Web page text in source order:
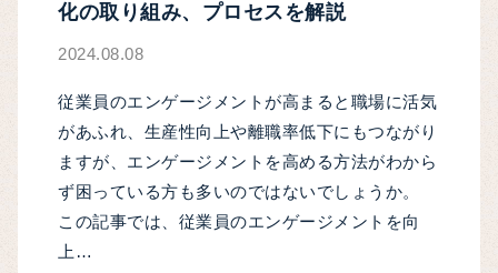
化の取り組み、プロセスを解説
2024.08.08
従業員のエンゲージメントが高まると職場に活気
があふれ、生産性向上や離職率低下にもつながり
ますが、エンゲージメントを高める方法がわから
ず困っている方も多いのではないでしょうか。
この記事では、従業員のエンゲージメントを向
上…